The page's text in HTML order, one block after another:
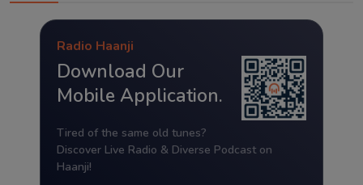
Radio Haanji
Download Our
Mobile Application.
Tired of the same old tunes?
Discover Live Radio & Diverse Podcast on
Haanji!